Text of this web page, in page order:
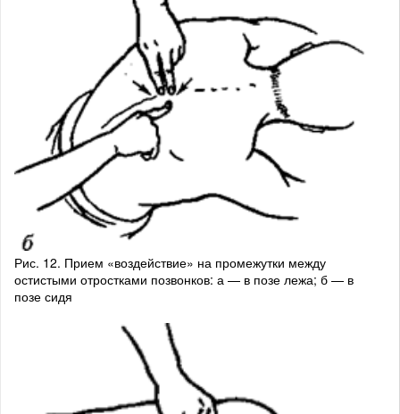
Рис. 12. Прием «воздействие» на промежутки между
остистыми отростками позвонков: а — в позе лежа; б — в
позе сидя